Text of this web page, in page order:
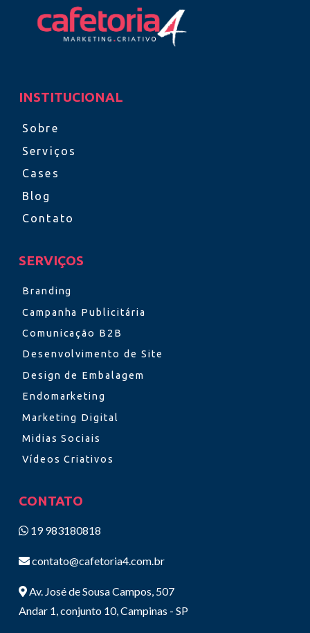
INSTITUCIONAL
Sobre
Serviços
Cases
Blog
Contato
SERVIÇOS
Branding
Campanha Publicitária
Comunicação B2B
Desenvolvimento de Site
Design de Embalagem
Endomarketing
Marketing Digital
Midias Sociais
Vídeos Criativos
CONTATO
19 983180818
contato@cafetoria4.com.br
Av. José de Sousa Campos, 507
Andar 1, conjunto 10, Campinas - SP